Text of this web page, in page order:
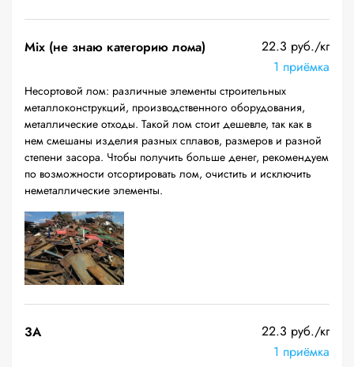
Mix (не знаю категорию лома)
22.3 руб./кг
1 приёмка
Несортовой лом: различные элементы строительных
металлоконструкций, производственного оборудования,
металлические отходы. Такой лом стоит дешевле, так как в
нем смешаны изделия разных сплавов, размеров и разной
степени засора. Чтобы получить больше денег, рекомендуем
по возможности отсортировать лом, очистить и исключить
неметаллические элементы.
3А
22.3 руб./кг
1 приёмка